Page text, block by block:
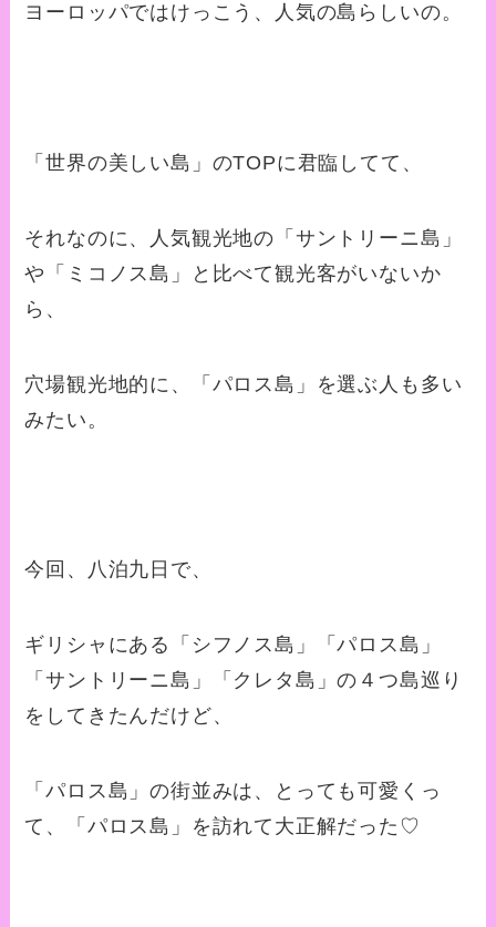
ヨーロッパではけっこう、人気の島らしいの。
「世界の美しい島」のTOPに君臨してて、
それなのに、人気観光地の「サントリーニ島」
や「ミコノス島」と比べて観光客がいないか
ら、
穴場観光地的に、「パロス島」を選ぶ人も多い
みたい。
今回、八泊九日で、
ギリシャにある「シフノス島」「パロス島」
「サントリーニ島」「クレタ島」の４つ島巡り
をしてきたんだけど、
「パロス島」の街並みは、とっても可愛くっ
て、「パロス島」を訪れて大正解だった♡